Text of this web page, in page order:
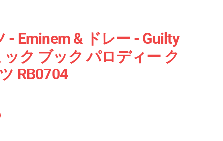
- Eminem & ドレー - Guilty
ク ブック パロディー ク
RB0704